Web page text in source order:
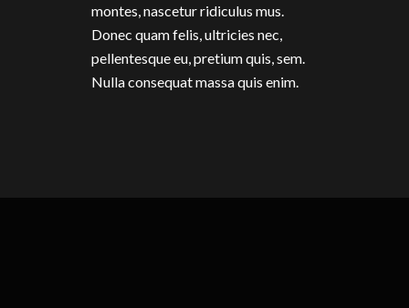
montes, nascetur ridiculus mus.
Donec quam felis, ultricies nec,
pellentesque eu, pretium quis, sem.
Nulla consequat massa quis enim.